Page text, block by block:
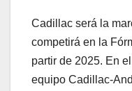
Cadillac será la
competirá en la
partir de 2025. En
equipo Cadillac-